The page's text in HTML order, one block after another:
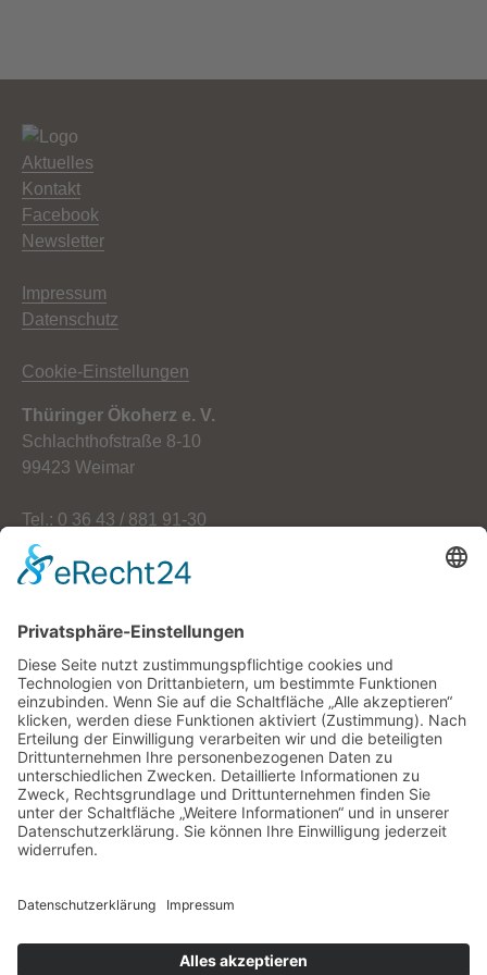
Aktuelles
Kontakt
Facebook
Newsletter
Impressum
Datenschutz
Cookie-Einstellungen
Thüringer Ökoherz e. V.
Schlachthofstraße 8-10
99423 Weimar
Tel.: 0 36 43 / 881 91-30
Fax: 0 36 43 / 881 91-59
E-Mail: info[at]oekoherz.de
Vereinsvorsitzende:
Maria Streitferdt
Suche
nach: